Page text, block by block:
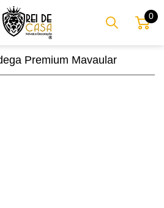
0
Premium Mavaular